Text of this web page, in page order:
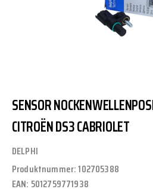
SENSOR
CITROËN DS3 CABRIOLET
DELPHI
Produktnummer:102705388
EAN: 5012759771938